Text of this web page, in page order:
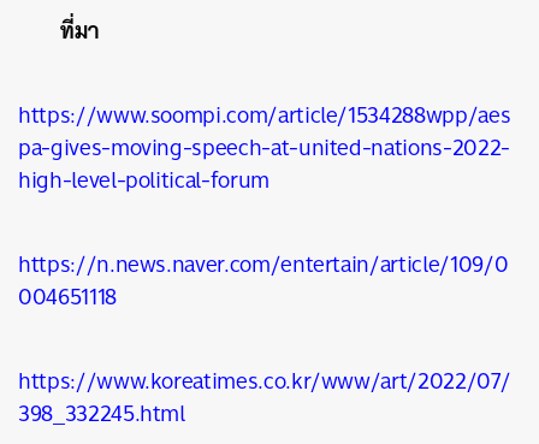
ที่มา
https://www.soompi.com/article/1534288wpp/aes
pa-gives-moving-speech-at-united-nations-2022-
high-level-political-forum
https://n.news.naver.com/entertain/article/109/0
004651118
https://www.koreatimes.co.kr/www/art/2022/07/
398_332245.html